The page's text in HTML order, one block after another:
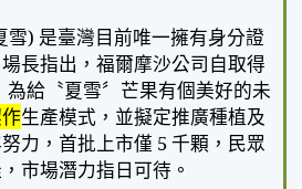
雪) 是臺灣目前唯一擁有身分證
長指出，福爾摩沙公司自取得
給〝夏雪〞芒果有個美好的未
生產模式，並擬定推廣種植及
力，首批上市僅 5千顆，民眾
市場潛力指日可待。